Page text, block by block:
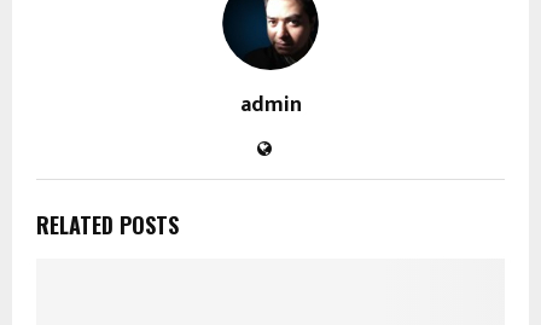
admin
RELATED POSTS